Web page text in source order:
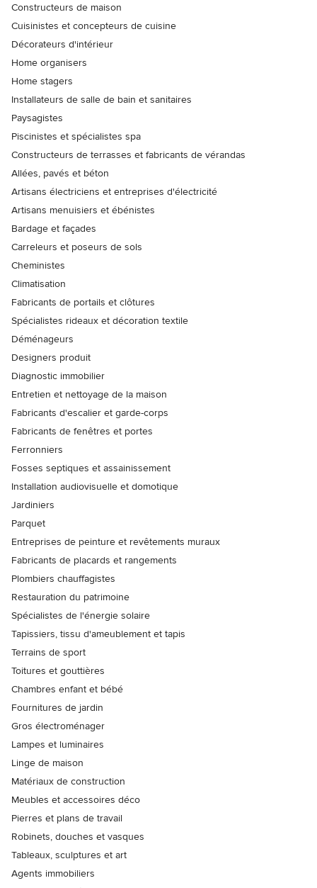
Constructeurs de maison
Cuisinistes et concepteurs de cuisine
Décorateurs d'intérieur
Home organisers
Home stagers
Installateurs de salle de bain et sanitaires
Paysagistes
Piscinistes et spécialistes spa
Constructeurs de terrasses et fabricants de vérandas
Allées, pavés et béton
Artisans électriciens et entreprises d'électricité
Artisans menuisiers et ébénistes
Bardage et façades
Carreleurs et poseurs de sols
Cheministes
Climatisation
Fabricants de portails et clôtures
Spécialistes rideaux et décoration textile
Déménageurs
Designers produit
Diagnostic immobilier
Entretien et nettoyage de la maison
Fabricants d'escalier et garde-corps
Fabricants de fenêtres et portes
Ferronniers
Fosses septiques et assainissement
Installation audiovisuelle et domotique
Jardiniers
Parquet
Entreprises de peinture et revêtements muraux
Fabricants de placards et rangements
Plombiers chauffagistes
Restauration du patrimoine
Spécialistes de l'énergie solaire
Tapissiers, tissu d'ameublement et tapis
Terrains de sport
Toitures et gouttières
Chambres enfant et bébé
Fournitures de jardin
Gros électroménager
Lampes et luminaires
Linge de maison
Matériaux de construction
Meubles et accessoires déco
Pierres et plans de travail
Robinets, douches et vasques
Tableaux, sculptures et art
Agents immobiliers